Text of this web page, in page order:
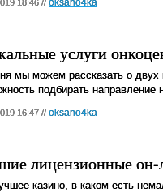
18:46 // oksano4ka
услуги
мы можем рассказать о двух
подбирать направление
16:47 // oksano4ka
лицензионные он-
казино, в каком есть